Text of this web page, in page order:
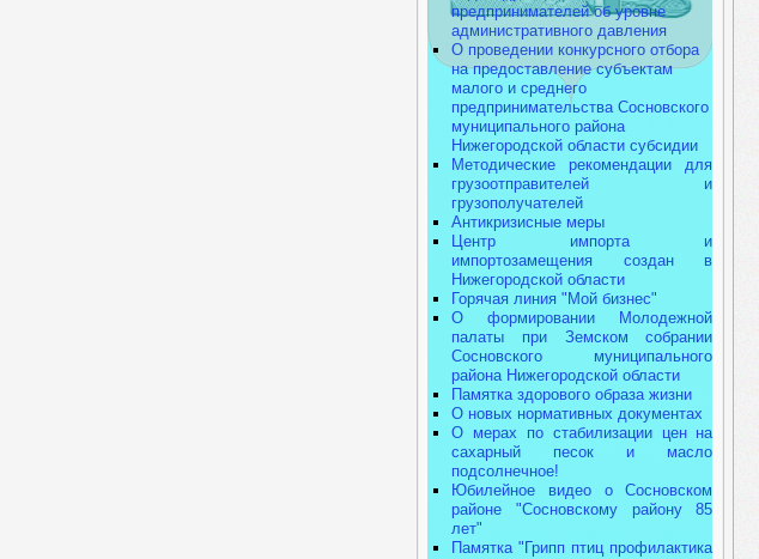
предпринимателей об уровне
административного давления
О проведении конкурсного отбора
на предоставление субъектам
малого и среднего
предпринимательства Сосновского
муниципального района
Нижегородской области субсидии
Методические рекомендации для
грузоотправителей и
грузополучателей
Антикризисные меры
Центр импорта и
импортозамещения создан в
Нижегородской области
Горячая линия "Мой бизнес"
О формировании Молодежной
палаты при Земском собрании
Сосновского муниципального
района Нижегородской области
Памятка здорового образа жизни
О новых нормативных документах
О мерах по стабилизации цен на
сахарный песок и масло
подсолнечное!
Юбилейное видео о Сосновском
районе "Сосновскому району 85
лет"
Памятка "Грипп птиц профилактика